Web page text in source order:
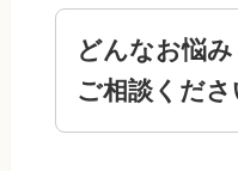
どんなお悩
ご相談くださ